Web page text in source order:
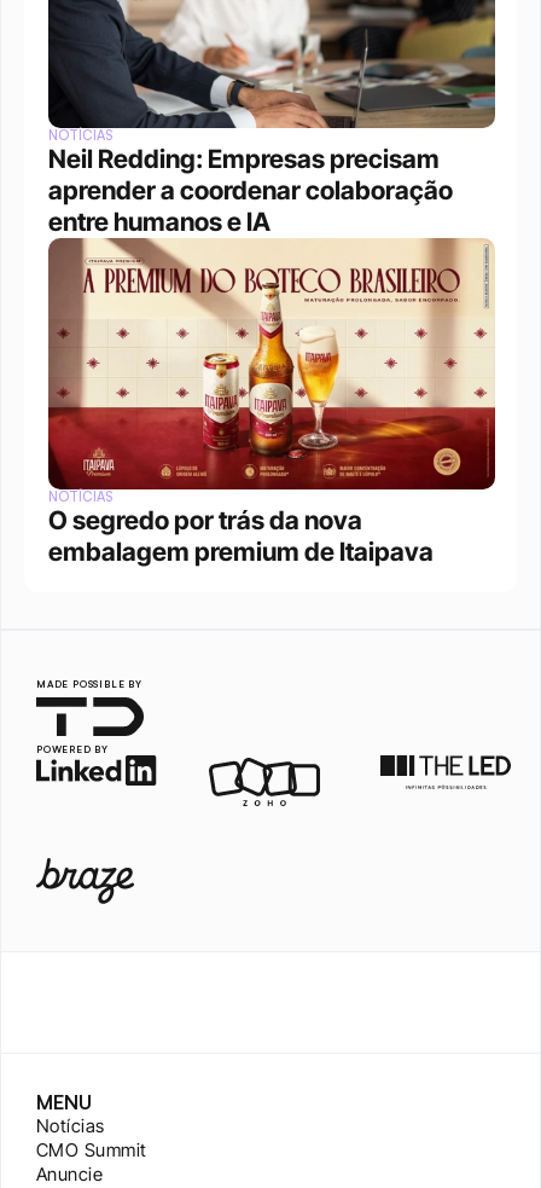
NOTÍCIAS
Neil Redding: Empresas precisam
aprender a coordenar colaboração
entre humanos e IA
NOTÍCIAS
O segredo por trás da nova
embalagem premium de Itaipava
MADE POSSIBLE BY
POWERED BY
MENU
Notícias
CMO Summit
Anuncie